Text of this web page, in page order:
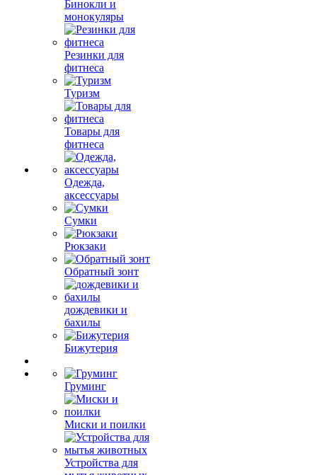
Бинокли и
монокуляры
Резинки для
фитнеса
Туризм
Товары для
фитнеса
Одежда,
аксессуары
Сумки
Рюкзаки
Обратный зонт
дождевики и
бахилы
Бижутерия
Груминг
Миски и поилки
Устройства для